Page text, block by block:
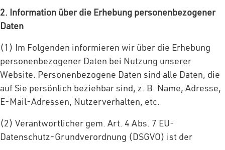
2. Information über die Erhebung personenbezogener
Daten
(1) Im Folgenden informieren wir über die Erhebung
personenbezogener Daten bei Nutzung unserer
Website. Personenbezogene Daten sind alle Daten, die
auf Sie persönlich beziehbar sind, z. B. Name, Adresse,
E-Mail-Adressen, Nutzerverhalten, etc.
(2) Verantwortlicher gem. Art. 4 Abs. 7 EU-
Datenschutz-Grundverordnung (DSGVO) ist der